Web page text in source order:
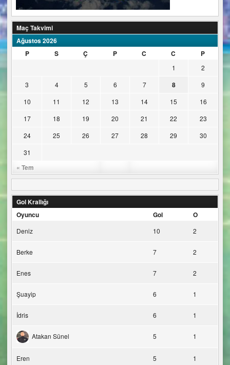
Maç Takvimi
Ağustos 2026
P
S Ç P C C P
« Tem
1
2
3
4 5 6 7 8
9
10
11 12 13 14 15
16
17
18 19 20 21 22
23
24
25 26 27 28 29
30
31
Gol Krallığı
Oyuncu
Gol O
Deniz 10 2
Berke 7 2
Enes 7 2
Şuayip 6 1
İdris 6 1
Atakan Sünel 5 1
Eren 5 1